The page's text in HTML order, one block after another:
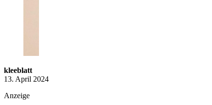
kleeblatt
13. April 2024
Anzeige